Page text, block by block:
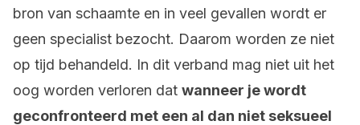
bron van schaamte en in veel gevallen wordt er
geen specialist bezocht. Daarom worden ze niet
op tijd behandeld. In dit verband mag niet uit het
oog worden verloren dat wanneer je wordt
geconfronteerd met een al dan niet seksueel